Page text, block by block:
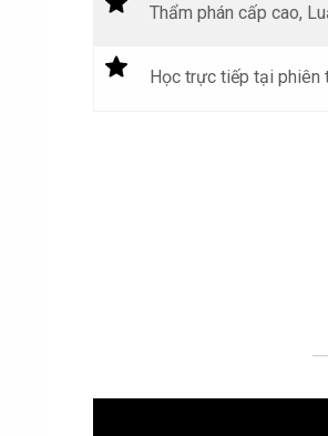
Thẩm phán cấp cao,
Học trực tiếp tại phiên